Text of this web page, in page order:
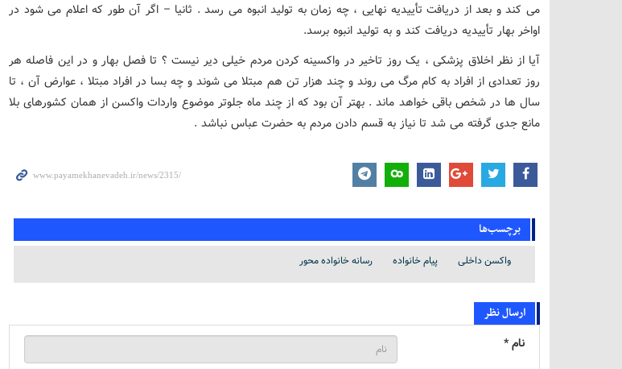
می کند و بعد از دریافت تأییدیه نهایی ، چه زمان به تولید انبوه می رسد . ثانیا – اگر آن طور که اعلام می شود در
اواخر بهار تأییدیه دریافت کند و به تولید انبوه برسد.
آیا از نظر اخلاق پزشکی ، یک روز تاخیر در واکسینه کردن مردم خیلی دیر نیست ؟ تا فصل بهار و در این فاصله هر
روز تعدادی از افراد به کام مرگ می روند و چند هزار تن هم مبتلا می شوند و چه بسا در افراد مبتلا ، عوارض آن ، تا
سال ها در شخص باقی خواهد ماند . بهتر آن بود که از چند ماه جلوتر موضوع واردات واکسن از همان کشورهای بلا
مانع جدی گرفته می شد تا نیاز به قسم دادن مردم به حضرت عباس نباشد .
برچسب‌ها
واکسن داخلی پیام خانواده رسانه خانواده محور
ارسال نظر
نام *